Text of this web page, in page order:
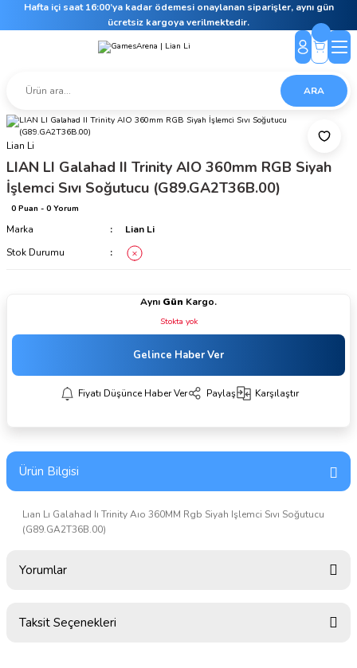
Hafta içi saat 16:00’ya kadar ödemesi onaylanan siparişler, aynı gün
ücretsiz kargoya verilmektedir.
ARA
Lian Li
LIAN LI Galahad II Trinity AIO 360mm RGB Siyah
İşlemci Sıvı Soğutucu (G89.GA2T36B.00)
0 Puan - 0 Yorum
Marka
Lian Li
Stok Durumu
Aynı Gün Kargo.
Stokta yok
Gelince Haber Ver
Fiyatı Düşünce Haber Ver Paylaş Karşılaştır
Ürün Bilgisi
Lıan Lı Galahad Iı Trinity Aıo 360MM Rgb Siyah Işlemci Sıvı Soğutucu
(G89.GA2T36B.00)
Yorumlar
Taksit Seçenekleri